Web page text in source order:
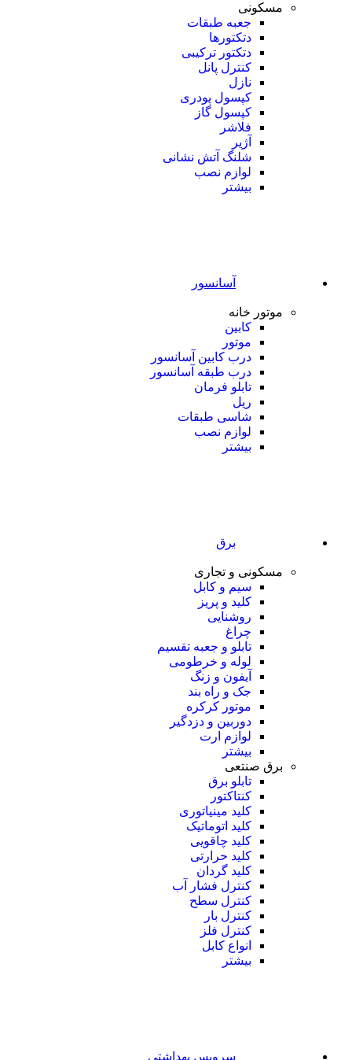
مسکونی
جعبه طبقات
دتکتورها
دتکتور ترکیبی
کنترل پانل
نازل
کپسول پودری
کپسول گاز
فلاشر
آژیر
شلنگ آتش نشانی
لوازم نصب
بیشتر
آسانسور
موتور خانه
کابین
موتور
درب کابین آسانسور
درب طبقه آسانسور
تابلو فرمان
ریل
شاسی طبقات
لوازم نصب
بیشتر
برق
مسکونی و تجاری
سیم و کابل
کلید و پریز
روشنایی
چراغ
تابلو و جعبه تقسیم
لوله و خرطومی
آیفون و زنگ
جک و راه بند
موتور کرکره
دوربین و دزدگیر
لوازم ارت
بیشتر
برق صنتعی
تابلو برق
کنتاکتور
کلید مینیاتوری
کلید اتوماتیک
کلید چاقویی
کلید حرارتی
کلید گردان
کنترل فشار آب
کنترل سطح
کنترل بار
کنترل فلز
انواع کابل
بیشتر
سرویس بهداشتی